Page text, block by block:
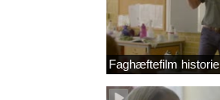
Faghæftefilm historie